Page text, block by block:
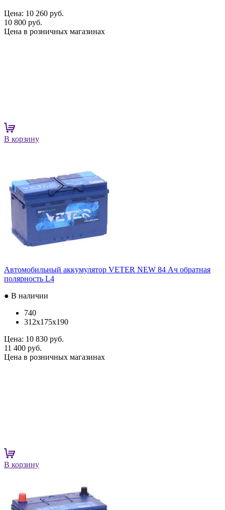
Цена: 10 260 руб.
10 800 руб.
Цена в розничных магазинах
В корзину
Автомобильный аккумулятор VETER NEW 84 Ач обратная
полярность L4
● В наличии
740
312x175x190
Цена: 10 830 руб.
11 400 руб.
Цена в розничных магазинах
В корзину